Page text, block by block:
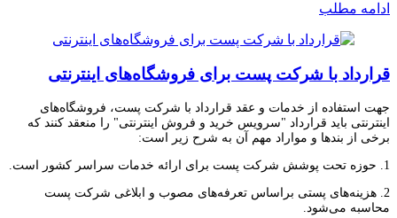
ادامه مطلب
قرارداد با شرکت پست برای فروشگاه‌های اینترنتی
جهت استفاده از خدمات و عقد قرارداد با شرکت پست، فروشگاه‌های
اینترنتی باید قرارداد "سرویس خرید و فروش اینترنتی" را منعقد کنند که
برخی از بندها و مواراد مهم آن به شرح زیر است:
1. حوزه تحت پوشش شرکت پست برای ارائه خدمات سراسر کشور است.
2. هزینه‌های پستی براساس تعرفه‌های مصوب و ابلاغی شرکت پست
محاسبه می‌شود.